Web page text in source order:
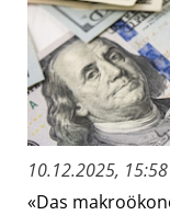
10.12.2025,
«Das